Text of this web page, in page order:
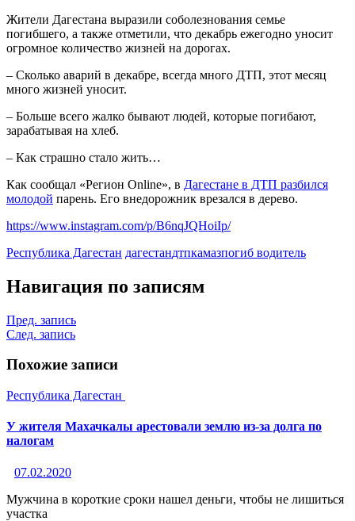
Жители Дагестана выразили соболезнования семье
погибшего, а также отметили, что декабрь ежегодно уносит
огромное количество жизней на дорогах.
– Сколько аварий в декабре, всегда много ДТП, этот месяц
много жизней уносит.
– Больше всего жалко бывают людей, которые погибают,
зарабатывая на хлеб.
– Как страшно стало жить…
Как сообщал «Регион Online», в Дагестане в ДТП разбился
молодой парень. Его внедорожник врезался в дерево.
https://www.instagram.com/p/B6nqJQHoiIp/
Республика Дагестан дагестандтпкамазпогиб водитель
Навигация по записям
Пред. запись
След. запись
Похожие записи
Республика Дагестан
У жителя Махачкалы арестовали землю из-за долга по
налогам
07.02.2020
Мужчина в короткие сроки нашел деньги, чтобы не лишиться
участка